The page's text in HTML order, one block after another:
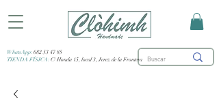
WhatsApp: 682 53 47 85
TIENDA FÍSICA: C/ Honda 15, local 3, Jerez de la Frontera